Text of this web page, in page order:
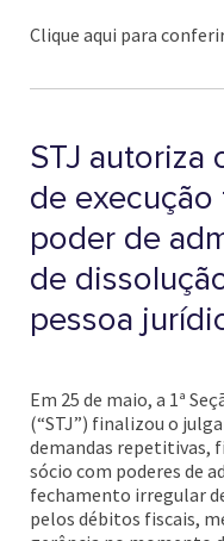
Clique aqui para
STJ autoriza
de
poder de
de
pessoa
Em 25 de maio, a 1ª
(“STJ”) finalizou o
demandas repetitivas,
sócio com poderes de
fechamento irregular
pelos débitos fiscais,